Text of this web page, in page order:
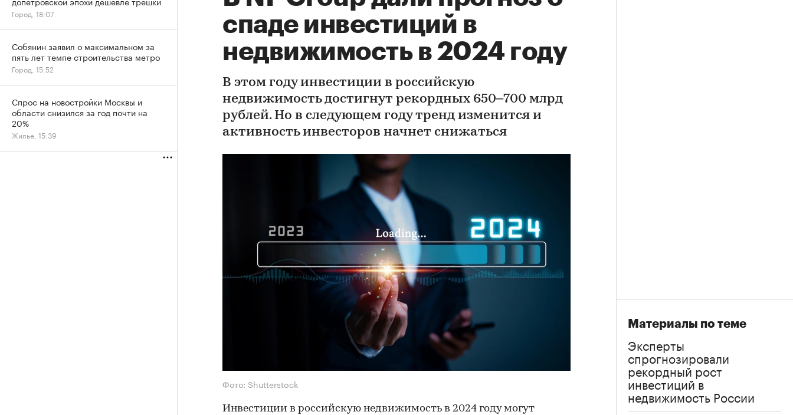
спаде инвестиций в
недвижимость в 2024 году
В этом году инвестиции в российскую
недвижимость достигнут рекордных 650–700 млрд
рублей. Но в следующем году тренд изменится и
активность инвесторов начнет снижаться
Фото: Shutterstock
Инвестиции в российскую недвижимость в 2024 году могут
Материалы по теме
Эксперты
спрогнозировали
рекордный рост
инвестиций в
недвижимость России
Город, 18:07
Собянин заявил о максимальном за
пять лет темпе строительства метро
Город, 15:52
Спрос на новостройки Москвы и
области снизился за год почти на
20%
Жилье, 15:39